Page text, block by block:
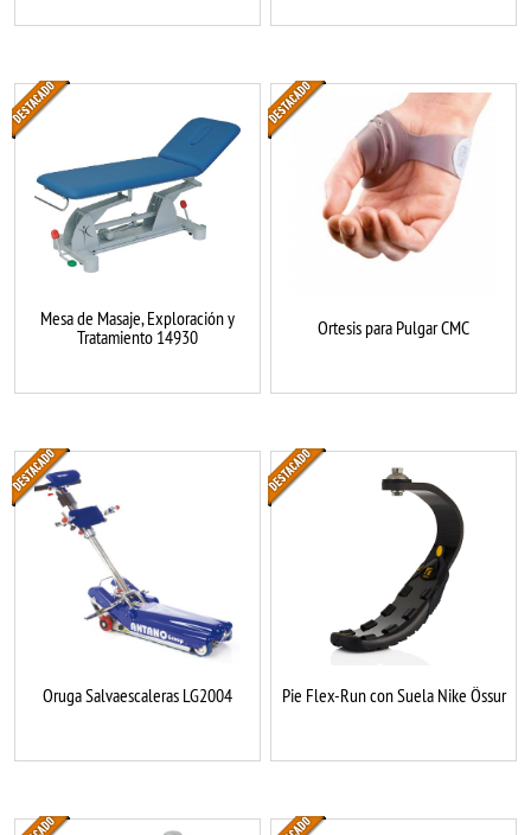
Mesa de Masaje, Exploración y
Tratamiento 14930
Ortesis para Pulgar CMC
Oruga Salvaescaleras LG2004 Pie Flex-Run con Suela Nike Össur